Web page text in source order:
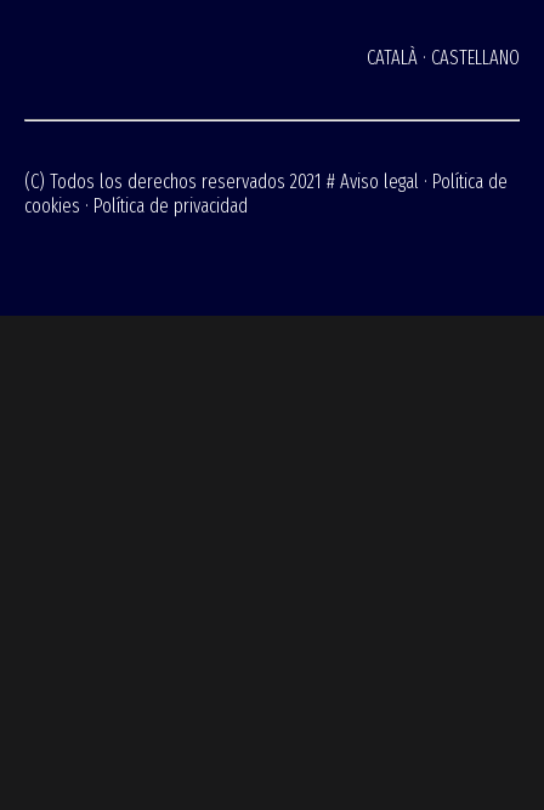
CATALÀ · CASTELLANO
(C) Todos los derechos reservados 2021 # Aviso legal · Política de
cookies · Política de privacidad